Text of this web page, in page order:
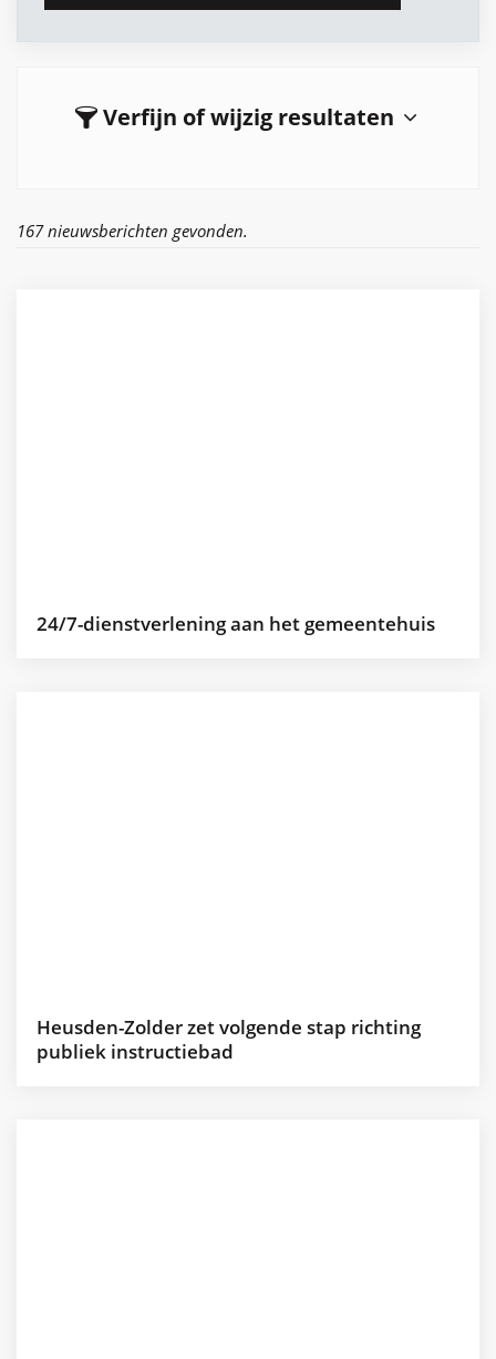
Verfijn of wijzig resultaten
167 nieuwsberichten gevonden.
24/7-dienstverlening aan het gemeentehuis
Heusden-Zolder zet volgende stap richting
publiek instructiebad